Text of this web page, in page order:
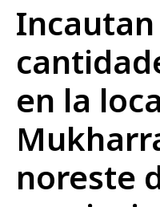
en la
noreste